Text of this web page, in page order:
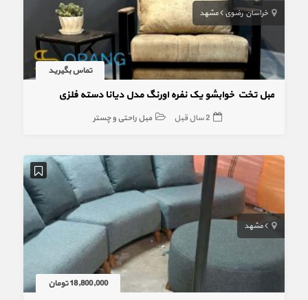
خراسان رضوی مشهد
تماس بگیرید
مبل تخت خوابشو یک نفره اورنگ مدل دیانا دسته فلزی
2 سال قبل مبل راحتی و چستر
مشهد
18,800,000 تومان